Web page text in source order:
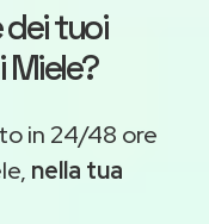
dei tuoi
in 24/48 ore
nella tua